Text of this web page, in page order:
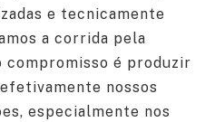
e tecnicamente
a corrida pela
compromisso é produzir
nossos
especialmente nos